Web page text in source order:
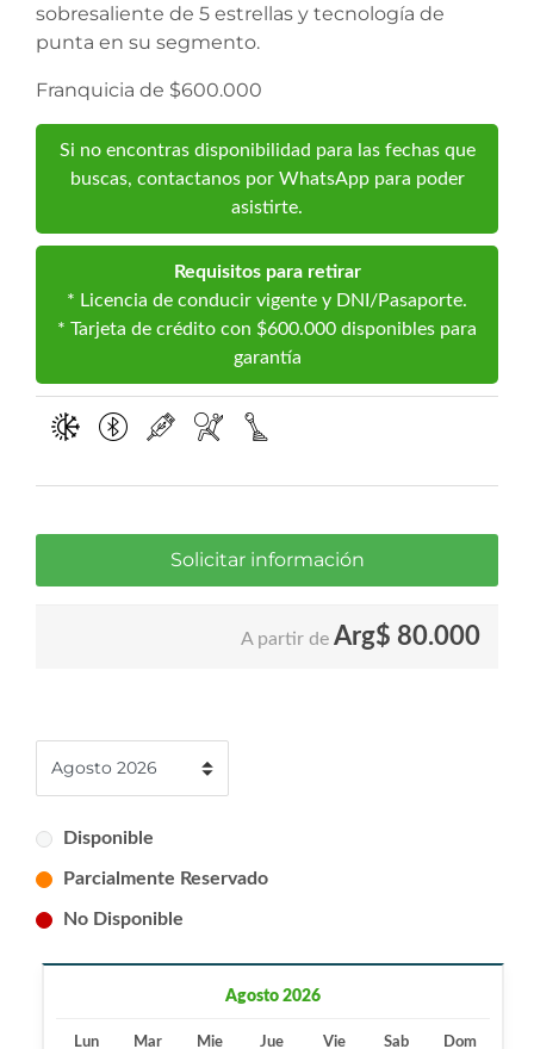
sobresaliente de 5 estrellas y tecnología de
punta en su segmento.
Franquicia de $600.000
Si no encontras disponibilidad para las fechas que
buscas, contactanos por WhatsApp para poder
asistirte.
Requisitos para retirar
* Licencia de conducir vigente y DNI/Pasaporte.
* Tarjeta de crédito con $600.000 disponibles para
garantía
Solicitar información
A partir de Arg$ 80.000
Disponible
Parcialmente Reservado
No Disponible
Agosto 2026
Lun Mar Mie Jue Vie Sab Dom